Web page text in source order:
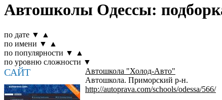
Автошколы Одессы:
по дате ▼
▲
по имени ▼
▲
по популярности ▼
▲
по уровню сложности ▼
САЙТ
Автошкола "Холод-Авто"
Автошкола. Приморский р-н.
http://autoprava.com/schools/odessa/566/